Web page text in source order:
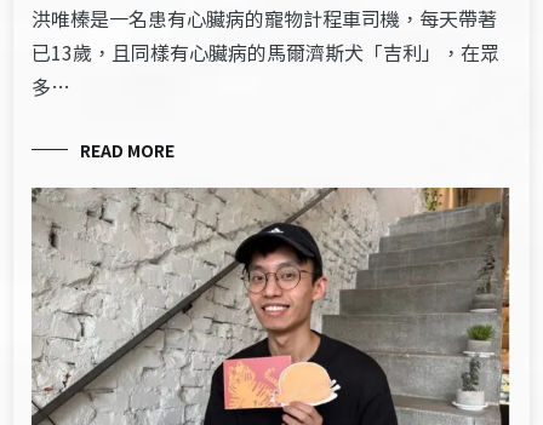
洪唯榛是一名患有心臟病的寵物計程車司機，每天帶著
已13歲，且同樣有心臟病的馬爾濟斯犬「吉利」，在眾
多…
READ MORE